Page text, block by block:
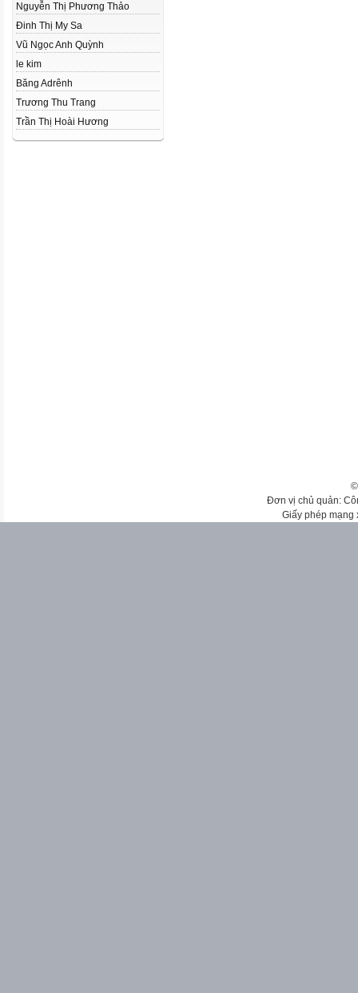
Nguyễn Thị Phương Thảo
Đinh Thị My Sa
Vũ Ngọc Anh Quỳnh
le kim
Băng Adrênh
Trương Thu Trang
Trần Thị Hoài Hương
Đơn vị chủ quản:
Giấy phép mạng